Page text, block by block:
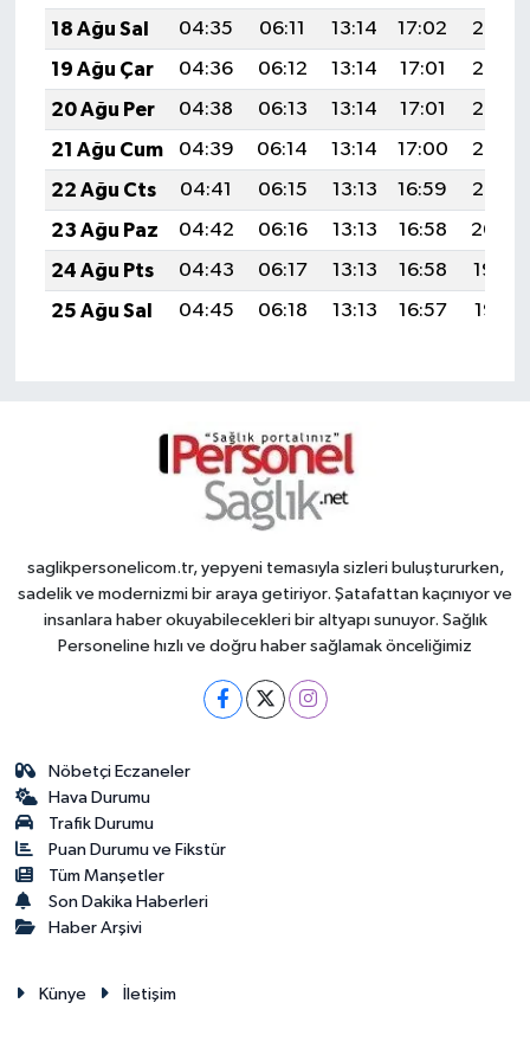
18 Ağu Sal
04:35 06:11 13:14 17:02
20:08
19 Ağu Çar
04:36 06:12 13:14 17:01
20:06
20 Ağu Per
04:38 06:13 13:14 17:01
20:05
21 Ağu Cum
04:39 06:14 13:14 17:00
20:03
22 Ağu Cts
04:41 06:15 13:13 16:59
20:02
23 Ağu Paz
04:42 06:16 13:13 16:58
20:00
24 Ağu Pts
04:43 06:17 13:13 16:58
19:59
25 Ağu Sal
04:45 06:18 13:13 16:57 19:57
saglikpersonelicom.tr, yepyeni temasıyla sizleri buluştururken,
sadelik ve modernizmi bir araya getiriyor. Şatafattan kaçınıyor ve
insanlara haber okuyabilecekleri bir altyapı sunuyor. Sağlık
Personeline hızlı ve doğru haber sağlamak önceliğimiz
Nöbetçi Eczaneler
Hava Durumu
Trafik Durumu
Puan Durumu ve Fikstür
Tüm Manşetler
Son Dakika Haberleri
Haber Arşivi
Künye İletişim